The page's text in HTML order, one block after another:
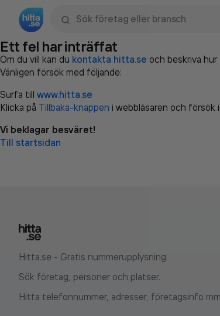
Ett fel har inträffat
Om du vill kan du kontakta hitta.se och beskriva
Vänligen försök med följande:
Surfa till www.hitta.se
Klicka på Tillbaka-knappen i webbläsaren och försök
Vi beklagar besväret!
Till startsidan
Hitta.se - Gratis nummerupplysning.
Sök företag, personer och platser.
Hitta telefonnummer, adresser, företagsinfo